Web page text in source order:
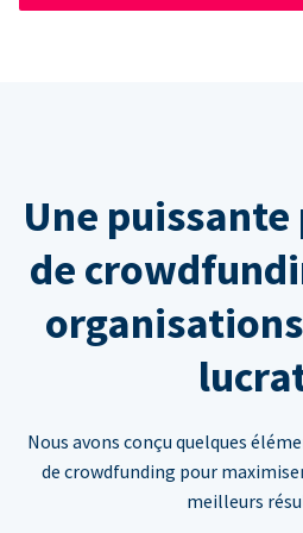
Une
de
Nous avons conçu quelques
de crowdfunding pour
meilleurs